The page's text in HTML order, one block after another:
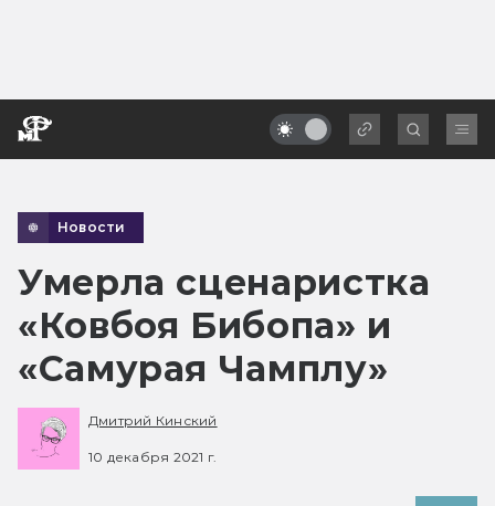
Новости
Умерла сценаристка
«Ковбоя Бибопа» и
«Самурая Чамплу»
Дмитрий Кинский
10 декабря 2021 г.